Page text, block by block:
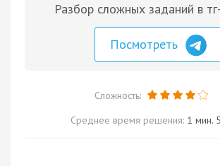
Разбор сложных заданий в
Посмотреть
Сложность:
Среднее время решения: 1 мин.